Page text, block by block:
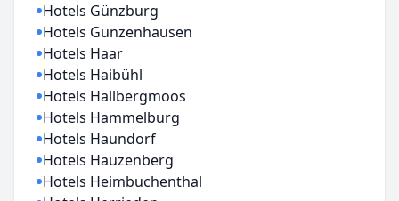
Hotels Günzburg
Hotels Gunzenhausen
Hotels Haar
Hotels Haibühl
Hotels Hallbergmoos
Hotels Hammelburg
Hotels Haundorf
Hotels Hauzenberg
Hotels Heimbuchenthal